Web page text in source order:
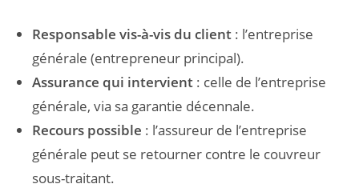
Responsable vis-à-vis du client : l’entreprise
générale (entrepreneur principal).
Assurance qui intervient : celle de l’entreprise
générale, via sa garantie décennale.
Recours possible : l’assureur de l’entreprise
générale peut se retourner contre le couvreur
sous-traitant.